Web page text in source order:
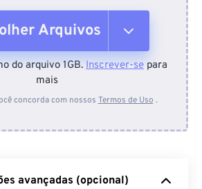
Arquivos
dispositivo
Google Drive
do arquivo 1GB. Inscrever-se para
mais
concorda com nossos Termos de Uso .
avançadas (opcional)